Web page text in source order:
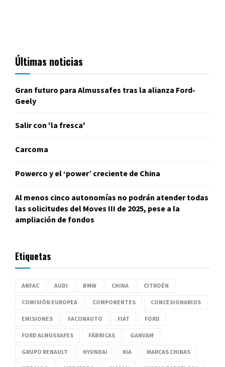
Últimas noticias
Gran futuro para Almussafes tras la alianza Ford-
Geely
Salir con 'la fresca'
Carcoma
Powerco y el ‘power’ creciente de China
Al menos cinco autonomías no podrán atender todas
las solicitudes del Moves III de 2025, pese a la
ampliación de fondos
Etiquetas
ANFAC AUDI BMW CHINA CITROËN
COMISIÓN EUROPEA COMPONENTES CONCESIONARIOS
EMISIONES FACONAUTO FIAT FORD
FORD ALMUSSAFES FÁBRICAS GANVAM
GRUPO RENAULT HYUNDAI KIA MARCAS CHINAS